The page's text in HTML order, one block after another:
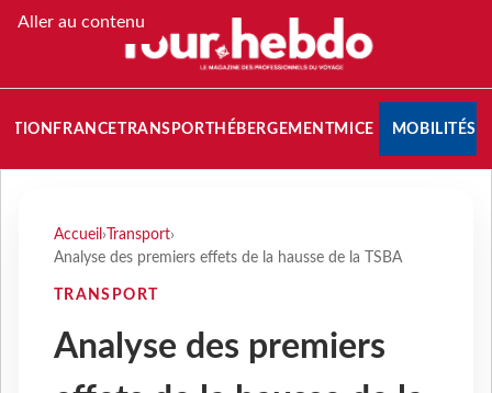
Aller au contenu
FRANCETRANSPORT HÉBERGEMENTMICE MOBILITÉS
Accueil › Transport›
Analyse des premiers effets de la hausse de la TSBA
TRANSPORT
Analyse des premiers